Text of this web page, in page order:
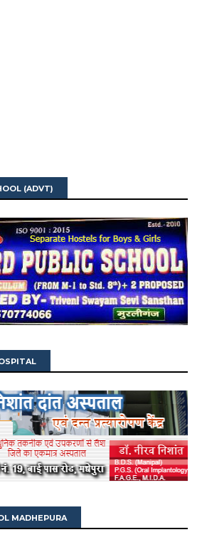
(ADVT)
MADHEPURA